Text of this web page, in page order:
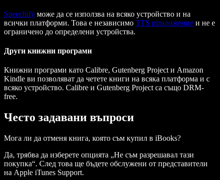
Speechify може да се използва на всяко устройство и на
всички платформи. Това е независимо TTS приложение и не е
ограничено до определени устройства.
Други книжни програми
Книжни програми като Calibre, Gutenberg Project и Amazon
Kindle ви позволяват да четете книги на всяка платформа и с
всяко устройство. Calibre и Gutenberg Project са също DRM-
free.
Често задавани въпроси
Мога ли да отменя книга, която съм купил в iBooks?
Да, трябва да изберете опцията „Не съм разрешавал тази
покупка“. След това ще бъдете обслужени от представители
на Apple iTunes Support.